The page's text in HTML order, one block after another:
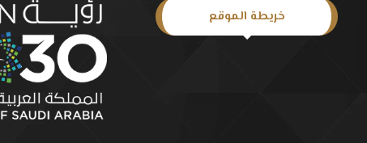
خريطة الموقع